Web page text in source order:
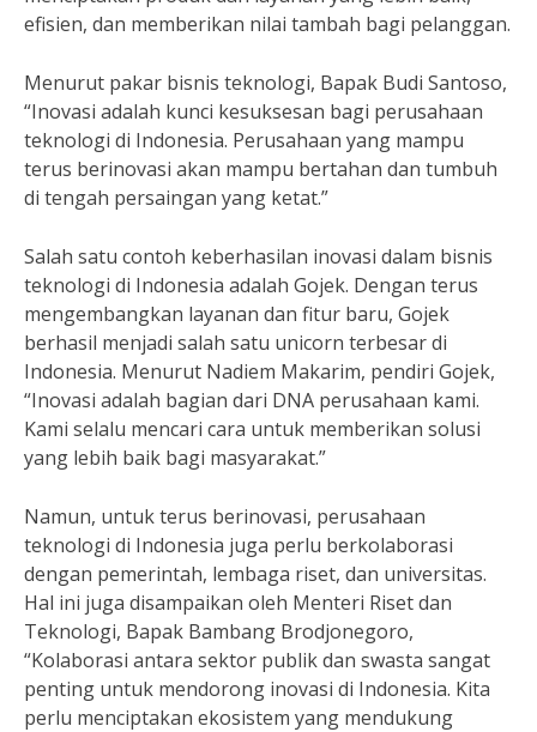
efisien, dan memberikan nilai tambah bagi pelanggan.
Menurut pakar bisnis teknologi, Bapak Budi Santoso,
“Inovasi adalah kunci kesuksesan bagi perusahaan
teknologi di Indonesia. Perusahaan yang mampu
terus berinovasi akan mampu bertahan dan tumbuh
di tengah persaingan yang ketat.”
Salah satu contoh keberhasilan inovasi dalam bisnis
teknologi di Indonesia adalah Gojek. Dengan terus
mengembangkan layanan dan fitur baru, Gojek
berhasil menjadi salah satu unicorn terbesar di
Indonesia. Menurut Nadiem Makarim, pendiri Gojek,
“Inovasi adalah bagian dari DNA perusahaan kami.
Kami selalu mencari cara untuk memberikan solusi
yang lebih baik bagi masyarakat.”
Namun, untuk terus berinovasi, perusahaan
teknologi di Indonesia juga perlu berkolaborasi
dengan pemerintah, lembaga riset, dan universitas.
Hal ini juga disampaikan oleh Menteri Riset dan
Teknologi, Bapak Bambang Brodjonegoro,
“Kolaborasi antara sektor publik dan swasta sangat
penting untuk mendorong inovasi di Indonesia. Kita
perlu menciptakan ekosistem yang mendukung